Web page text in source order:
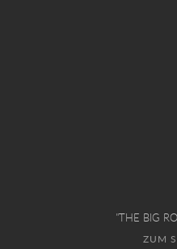
"THE BIG
ZUM